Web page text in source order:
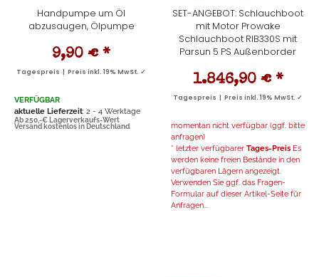
Handpumpe um Öl
abzusaugen, Ölpumpe
9,90 € *
Tagespreis | Preis inkl. 19% MwSt. ✓
VERFÜGBAR
aktuelle Lieferzeit: 2 - 4 Werktage
Ab 250,-€ Lagerverkaufs-Wert
Versand kostenlos in Deutschland
SET-ANGEBOT: Schlauchboot
mit Motor Prowake
Schlauchboot RIB330S mit
Parsun 5 PS Außenborder
1.846,90 € *
Tagespreis | Preis inkl. 19% MwSt. ✓
momentan nicht verfügbar (ggf. bitte
anfragen)
* letzter verfügbarer Tages-Preis Es
werden keine freien Bestände in den
verfügbaren Lägern angezeigt.
Verwenden Sie ggf. das Fragen-
Formular auf dieser Artikel-Seite für
Anfragen...